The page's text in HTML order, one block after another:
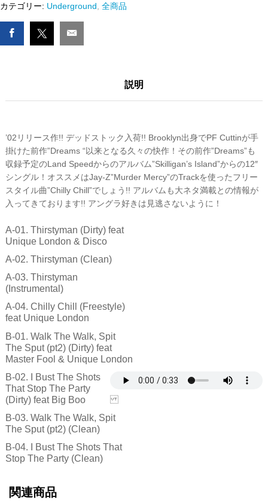
THIRSTYMAN
Bust
数
量
カテゴリー: Underground 全商品
説明
’02リリース作!! デッドストック入荷!! Brooklyn出身でPF Cuttinが手
掛けた前作”Dreams “以来となる久々の快作！その前作”Dreams”も
収録予定のLand Speedからのアルバム”Skilligan’s Island”からの12″
シングル！オススメはJay-Z”Murder Mercy”のTrackを使ったフリー
スタイル曲”Chilly Chill”でしょう!! アルバムも大ネタ満載との情報が
入ってきております!! アングラ好きは見逃さないように！
A-01. Thirstyman (Dirty) feat
Unique London & Disco
A-02. Thirstyman (Clean)
A-03. Thirstyman
(Instrumental)
A-04. Chilly Chill (Freestyle)
feat Unique London
B-01. Walk The Walk, Spit
The Sput (pt2) (Dirty) feat
Master Fool & Unique London
B-02. I Bust The Shots
That Stop The Party
(Dirty) feat Big Boo
B-03. Walk The Walk, Spit
The Sput (pt2) (Clean)
B-04. I Bust The Shots That
Stop The Party (Clean)
関連商品